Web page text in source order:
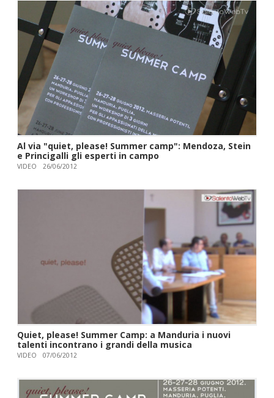
Al via "quiet, please! Summer camp": Mendoza, Stein
e Princigalli gli esperti in campo
VIDEO 26/06/2012
Quiet, please! Summer Camp: a Manduria i nuovi
talenti incontrano i grandi della musica
VIDEO 07/06/2012